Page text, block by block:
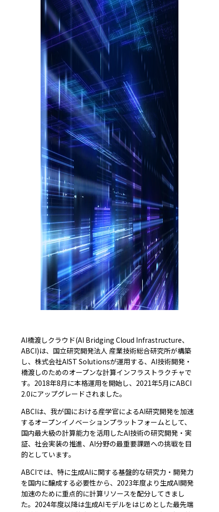
AI橋渡しクラウド(AI Bridging Cloud Infrastructure、
ABCI)は、国立研究開発法人 産業技術総合研究所が構築
し、株式会社AIST Solutionsが運用する、AI技術開発・
橋渡しのためのオープンな計算インフラストラクチャで
す。2018年8月に本格運用を開始し、2021年5月にABCI
2.0にアップグレードされました。
ABCIは、我が国における産学官によるAI研究開発を加速
するオープンイノベーションプラットフォームとして、
国内最大級の計算能力を活用したAI技術の研究開発・実
証、社会実装の推進、AI分野の最重要課題への挑戦を目
的としています。
ABCIでは、特に生成AIに関する基盤的な研究力・開発力
を国内に醸成する必要性から、2023年度より生成AI開発
加速のために重点的に計算リソースを配分してきまし
た。2024年度以降は生成AIモデルをはじめとした最先端